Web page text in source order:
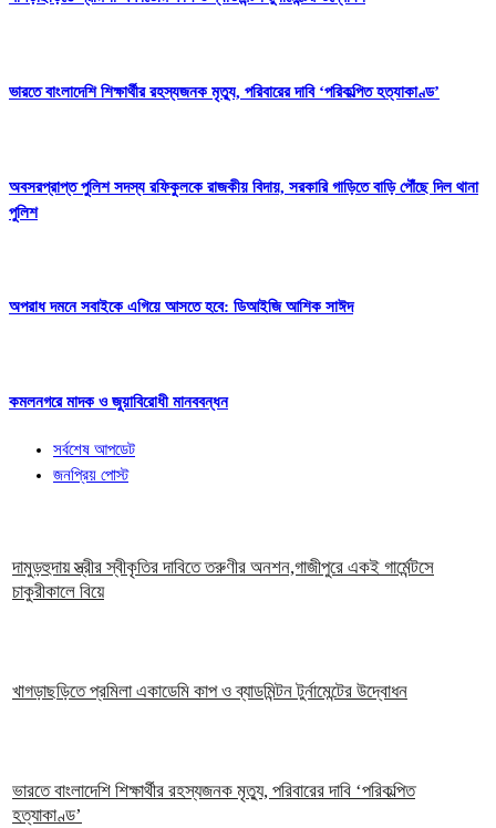
ভারতে বাংলাদেশি শিক্ষার্থীর রহস্যজনক মৃত্যু, পরিবারের দাবি ‘পরিকল্পিত হত্যাকাণ্ড’
অবসরপ্রাপ্ত পুলিশ সদস্য রফিকুলকে রাজকীয় বিদায়, সরকারি গাড়িতে বাড়ি পৌঁছে দিল থানা
পুলিশ
অপরাধ দমনে সবাইকে এগিয়ে আসতে হবে: ডিআইজি আশিক সাঈদ
কমলনগরে মাদক ও জুয়াবিরোধী মানববন্ধন
সর্বশেষ আপডেট
জনপ্রিয় পোস্ট
দামুড়হুদায় স্ত্রীর স্বীকৃতির দাবিতে তরুণীর অনশন,গাজীপুরে একই গার্মেন্টসে
চাকুরীকালে বিয়ে
খাগড়াছড়িতে প্রমিলা একাডেমি কাপ ও ব্যাডমিন্টন টুর্নামেন্টের উদ্বোধন
ভারতে বাংলাদেশি শিক্ষার্থীর রহস্যজনক মৃত্যু, পরিবারের দাবি ‘পরিকল্পিত
হত্যাকাণ্ড’